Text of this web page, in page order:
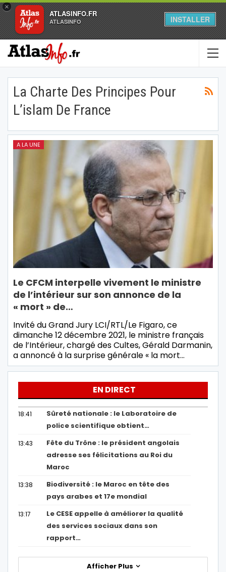
×
ATLASINFO.FR
ATLASINFO INSTALLER
La Charte Des Principes Pour
L’islam De France
A LA UNE
Le CFCM interpelle vivement le ministre
de l’intérieur sur son annonce de la
« mort » de…
Invité du Grand Jury LCI/RTL/Le Figaro, ce
dimanche 12 décembre 2021, le ministre français
de l’Intérieur, chargé des Cultes, Gérald Darmanin,
a annoncé à la surprise générale « la mort…
EN DIRECT
18:41
Sûreté nationale : le Laboratoire de
police scientifique obtient…
13:43
Fête du Trône : le président angolais
adresse ses félicitations au Roi du
Maroc
13:38
Biodiversité : le Maroc en tête des
pays arabes et 17e mondial
13:17
Le CESE appelle à améliorer la qualité
des services sociaux dans son
rapport…
Afficher Plus